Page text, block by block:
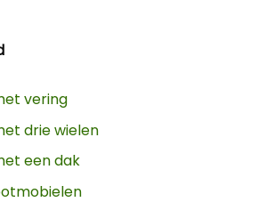
vering
drie wielen
een dak